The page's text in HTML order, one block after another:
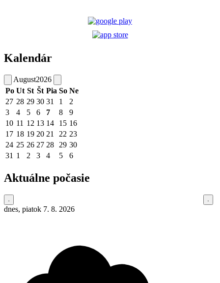
Kalendár
August2026
Po Ut St Št Pia So Ne
27 28 29 30 31 1
2
3
4 5 6 7 8
9
10 11 12 13 14 15 16
17 18 19 20 21 22 23
24 25 26 27 28 29 30
31 1 2 3 4 5 6
Aktuálne počasie
dnes, piatok 7. 8. 2026